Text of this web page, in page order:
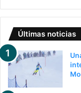
Últimas noticias